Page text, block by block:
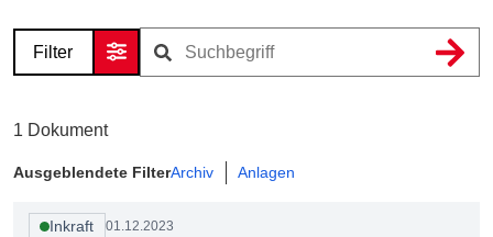
Filter
1 Dokument
Ausgeblendete FilterArchiv Anlagen
01.12.2023
Inkraft